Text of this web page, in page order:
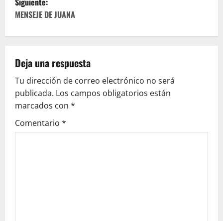
v
a
c
i
ó
MENSEJE DE JUANA
Deja una respuesta
Tu dirección de correo electrónico no será
publicada. Los campos obligatorios están
marcados con *
Comentario *